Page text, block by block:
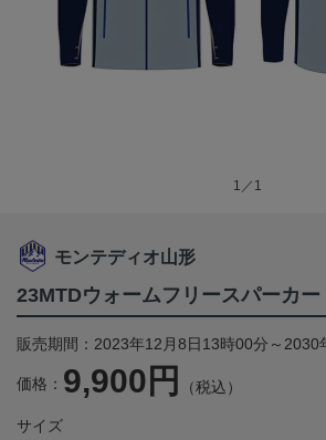
1／1
モンテディオ山形
23MTDウォームフリースパーカー
販売期間：2023年12月8日13時00分～2030
価格： 9,900円 （税込）
サイズ